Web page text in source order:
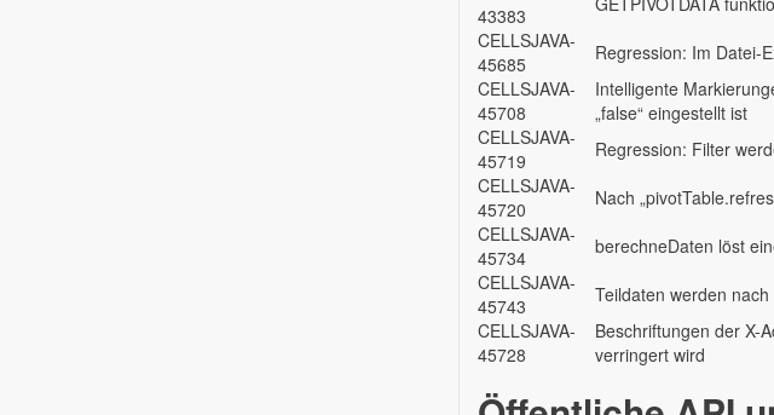
43383
CELLSJAVA-
45685
Regression: Im Datei-
CELLSJAVA-
45708
Intelligente
„false“ eingestellt ist
CELLSJAVA-
45719
Regression: Filter
CELLSJAVA-
45720
Nach
CELLSJAVA-
45734
berechneDaten löst
CELLSJAVA-
45743
Teildaten werden
CELLSJAVA-
45728
Beschriftungen der X-
verringert wird